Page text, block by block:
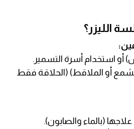
الليزر؟
استخدام أسرة التسمير.
أو الملاقط) (الحلاقة فقط
(بالماء والصابون).